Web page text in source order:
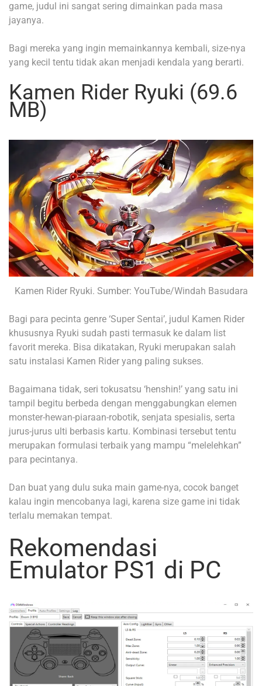
game, judul ini sangat sering dimainkan pada masa
jayanya.
Bagi mereka yang ingin memainkannya kembali, size-nya
yang kecil tentu tidak akan menjadi kendala yang berarti.
Kamen Rider Ryuki (69.6
MB)
Kamen Rider Ryuki. Sumber: YouTube/Windah Basudara
Bagi para pecinta genre ‘Super Sentai’, judul Kamen Rider
khususnya Ryuki sudah pasti termasuk ke dalam list
favorit mereka. Bisa dikatakan, Ryuki merupakan salah
satu instalasi Kamen Rider yang paling sukses.
Bagaimana tidak, seri tokusatsu ‘henshin!’ yang satu ini
tampil begitu berbeda dengan menggabungkan elemen
monster-hewan-piaraan-robotik, senjata spesialis, serta
jurus-jurus ulti berbasis kartu. Kombinasi tersebut tentu
merupakan formulasi terbaik yang mampu “melelehkan”
para pecintanya.
Dan buat yang dulu suka main game-nya, cocok banget
kalau ingin mencobanya lagi, karena size game ini tidak
terlalu memakan tempat.
Rekomendasi
Emulator PS1 di PC